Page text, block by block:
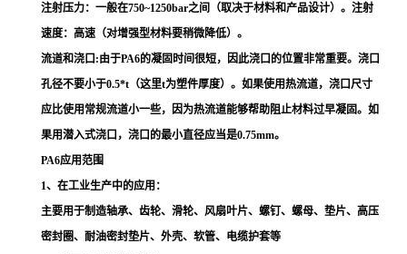
注射压力：一般在750~1250bar之间（取决于材料和产品设计）。注射
速度：高速（对增强型材料要稍微降低）。
流道和浇口:由于PA6的凝固时间很短，因此浇口的位置非常重要。浇口
孔径不要小于0.5*t（这里t为塑件厚度）。如果使用热流道，浇口尺寸
应比使用常规流道小一些，因为热流道能够帮助阻止材料过早凝固。如
果用潜入式浇口，浇口的最小直径应当是0.75mm。
PA6应用范围
1、在工业生产中的应用：
主要用于制造轴承、齿轮、滑轮、风扇叶片、螺钉、螺母、垫片、高压
密封圈、耐油密封垫片、外壳、软管、电缆护套等